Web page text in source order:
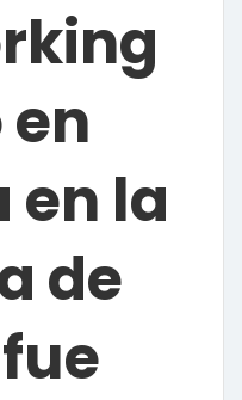
en la
de